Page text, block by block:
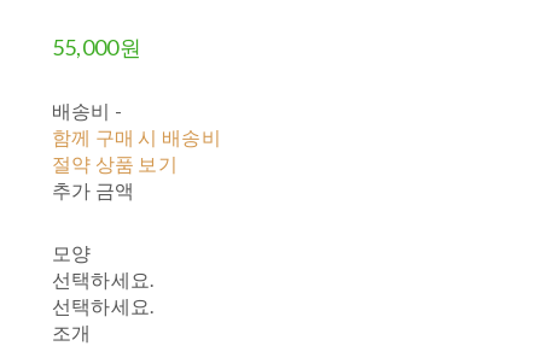
55,000원
배송비 -
함께 구매 시 배송비
절약 상품 보기
추가 금액
모양
선택하세요.
선택하세요.
조개